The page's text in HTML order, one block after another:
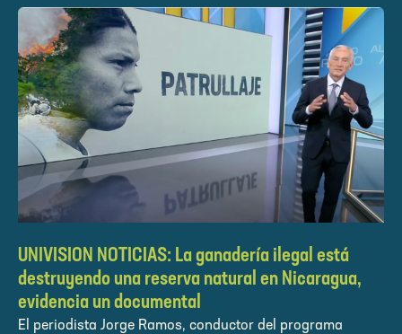
UNIVISION NOTICIAS: La ganadería ilegal está
destruyendo una reserva natural en Nicaragua,
evidencia un documental
El periodista Jorge Ramos, conductor del programa